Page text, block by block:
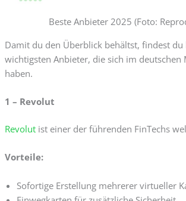
Beste Anbieter 2025 (Foto:
Damit du den Überblick behältst, findest du
wichtigsten Anbieter, die sich im deutschen
haben.
1 – Revolut
Revolutist einer der führenden FinTechs
Vorteile:
Sofortige Erstellung mehrerer virtueller